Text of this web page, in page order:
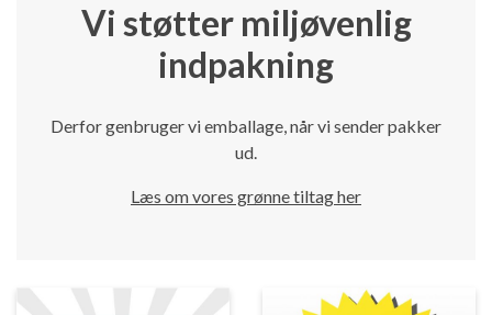
Vi støtter miljøvenlig
indpakning
Derfor genbruger vi emballage, når vi sender pakker
ud.
Læs om vores grønne tiltag her